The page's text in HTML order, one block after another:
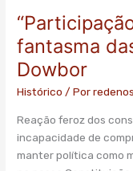
fantasma
Dowbor
Histórico / Por
Reação feroz dos
incapacidade de
manter política como
“Participação
Social,
o
novo
fantasma
elites”
–
por